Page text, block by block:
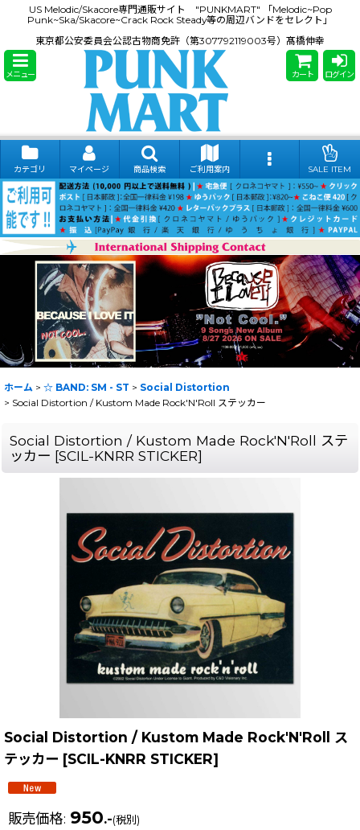
US Melodic/Skacore専門通販サイト "PUNKMART" 「Melodic~Pop
Punk~Ska/Skacore~Crack Rock Steady等の周辺バンドをセレクト」
東京都公安委員会公認古物商免許（第307792119003号）髙橋伸幸
メニュー カート ログイン
カテゴリ マイページ 商品検索 ご利用案内 SALE ITEM
ホーム > ☆ BAND: SM - ST > Social Distortion
> Social Distortion / Kustom Made Rock'N'Roll ステッカー
Social Distortion / Kustom Made Rock'N'Roll ステ
ッカー [SCIL-KNRR STICKER]
Social Distortion / Kustom Made Rock'N'Roll ス
テッカー [SCIL-KNRR STICKER]
販売価格: 950.-(税別)